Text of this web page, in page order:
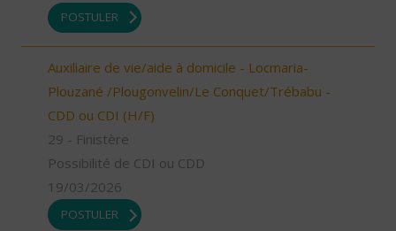
POSTULER
Auxiliaire de vie/aide à domicile - Locmaria-
Plouzané /Plougonvelin/Le Conquet/Trébabu -
CDD ou CDI (H/F)
29 - Finistère
Possibilité de CDI ou CDD
19/03/2026
POSTULER